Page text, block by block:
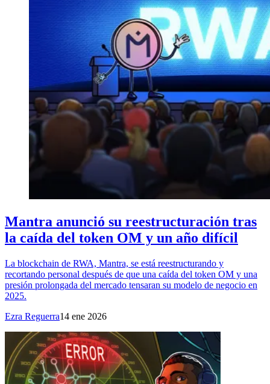
Mantra anunció su reestructuración tras
la caída del token OM y un año difícil
La blockchain de RWA, Mantra, se está reestructurando y
recortando personal después de que una caída del token OM y una
presión prolongada del mercado tensaran su modelo de negocio en
2025.
Ezra Reguerra14 ene 2026